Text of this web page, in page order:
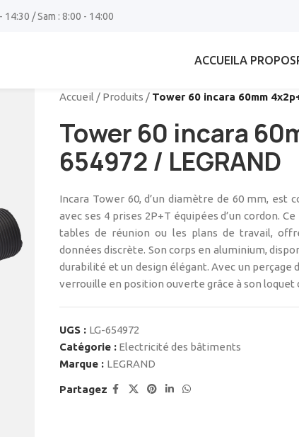
/ Sam : 8:00 - 14:00
ACCUEILA PROPOS
Accueil / Produits / Tower 60 incara 60mm
Tower 60 incara
654972 / LEGRAND
Incara Tower 60, d’un diamètre de 60 mm, est
avec ses 4 prises 2P+T équipées d’un cordon.
tables de réunion ou les plans de travail,
données discrète. Son corps en aluminium,
durabilité et un design élégant. Avec un perçage
verrouille en position ouverte grâce à son loquet
UGS : LG-654972
Catégorie : Electricité des bâtiments
Marque : LEGRAND
Partagez